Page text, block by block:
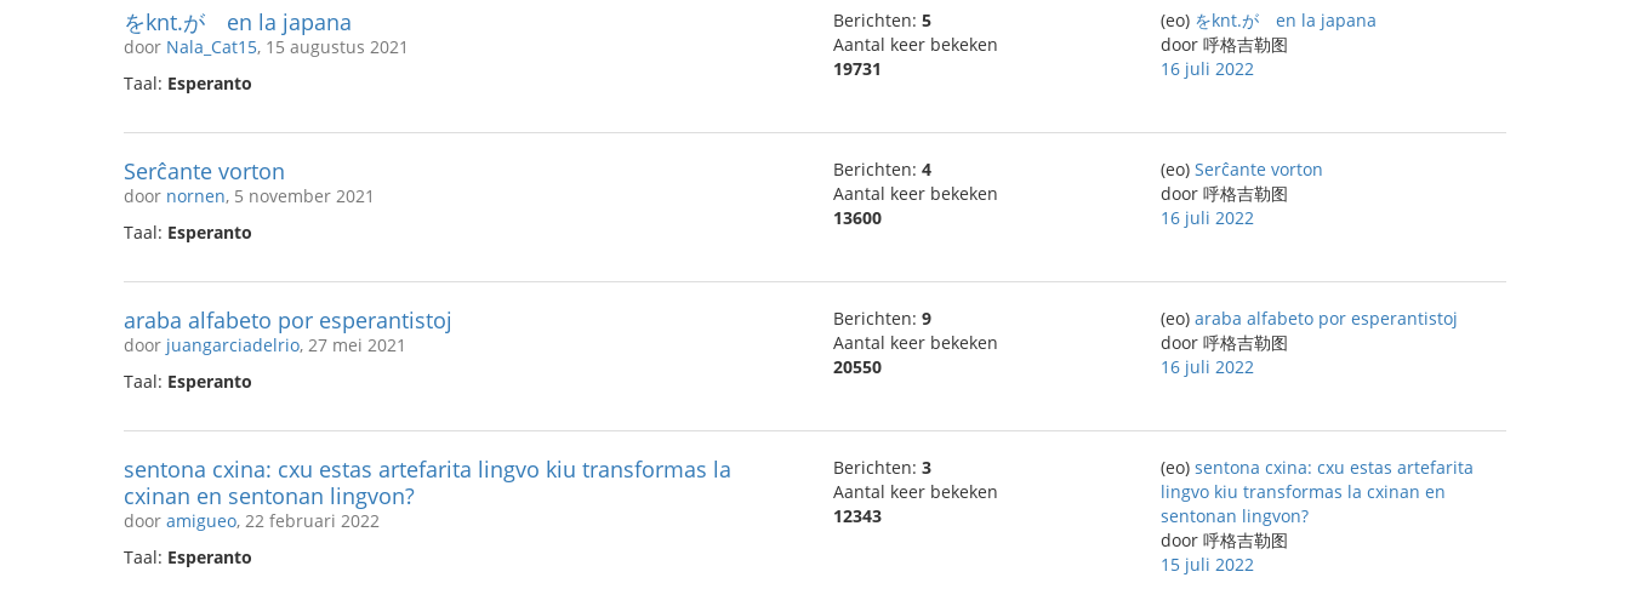
をknt.が en la japana
door Nala_Cat15, 15 augustus 2021
Taal: Esperanto
Berichten: 5
Aantal keer bekeken
19731
(eo) をknt.が en la japana
door 呼格吉勒图
16 juli 2022
Serĉante vorton
door nornen, 5 november 2021
Taal: Esperanto
Berichten: 4
Aantal keer bekeken
13600
(eo) Serĉante vorton
door 呼格吉勒图
16 juli 2022
araba alfabeto por esperantistoj
door juangarciadelrio, 27 mei 2021
Taal: Esperanto
Berichten: 9
Aantal keer bekeken
20550
(eo) araba alfabeto por esperantistoj
door 呼格吉勒图
16 juli 2022
sentona cxina: cxu estas artefarita lingvo kiu transformas la
cxinan en sentonan lingvon?
door amigueo, 22 februari 2022
Taal: Esperanto
Berichten: 3
Aantal keer bekeken
12343
(eo) sentona cxina: cxu estas artefarita
lingvo kiu transformas la cxinan en
sentonan lingvon?
door 呼格吉勒图
15 juli 2022